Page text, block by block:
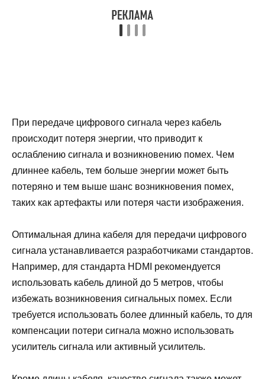
При передаче цифрового сигнала через кабель
происходит потеря энергии, что приводит к
ослаблению сигнала и возникновению помех. Чем
длиннее кабель, тем больше энергии может быть
потеряно и тем выше шанс возникновения помех,
таких как артефакты или потеря части изображения.
Оптимальная длина кабеля для передачи цифрового
сигнала устанавливается разработчиками стандартов.
Например, для стандарта HDMI рекомендуется
использовать кабель длиной до 5 метров, чтобы
избежать возникновения сигнальных помех. Если
требуется использовать более длинный кабель, то для
компенсации потери сигнала можно использовать
усилитель сигнала или активный усилитель.